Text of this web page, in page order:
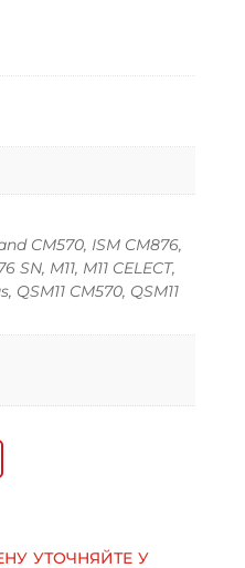
CM570, ISM CM876,
SN, M11, M11 CELECT,
QSM11 CM570, QSM11
уточняйте у